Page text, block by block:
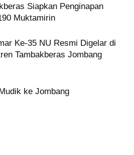
Siapkan Penginapan
Muktamirin
Ke-35 NU Resmi Digelar di
Tambakberas Jombang
ke Jombang